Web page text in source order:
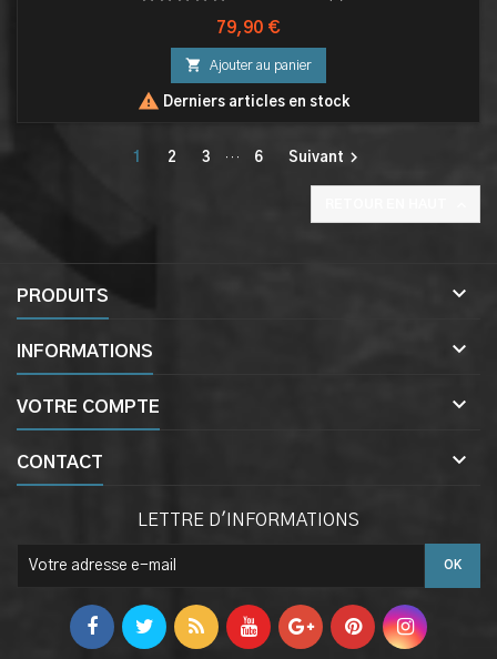
Prix
79,90 €
 Ajouter au panier
 Derniers articles en stock
1 2 3 … 6 Suivant 
PRODUITS 
INFORMATIONS 
VOTRE COMPTE 
CONTACT 
LETTRE D'INFORMATIONS